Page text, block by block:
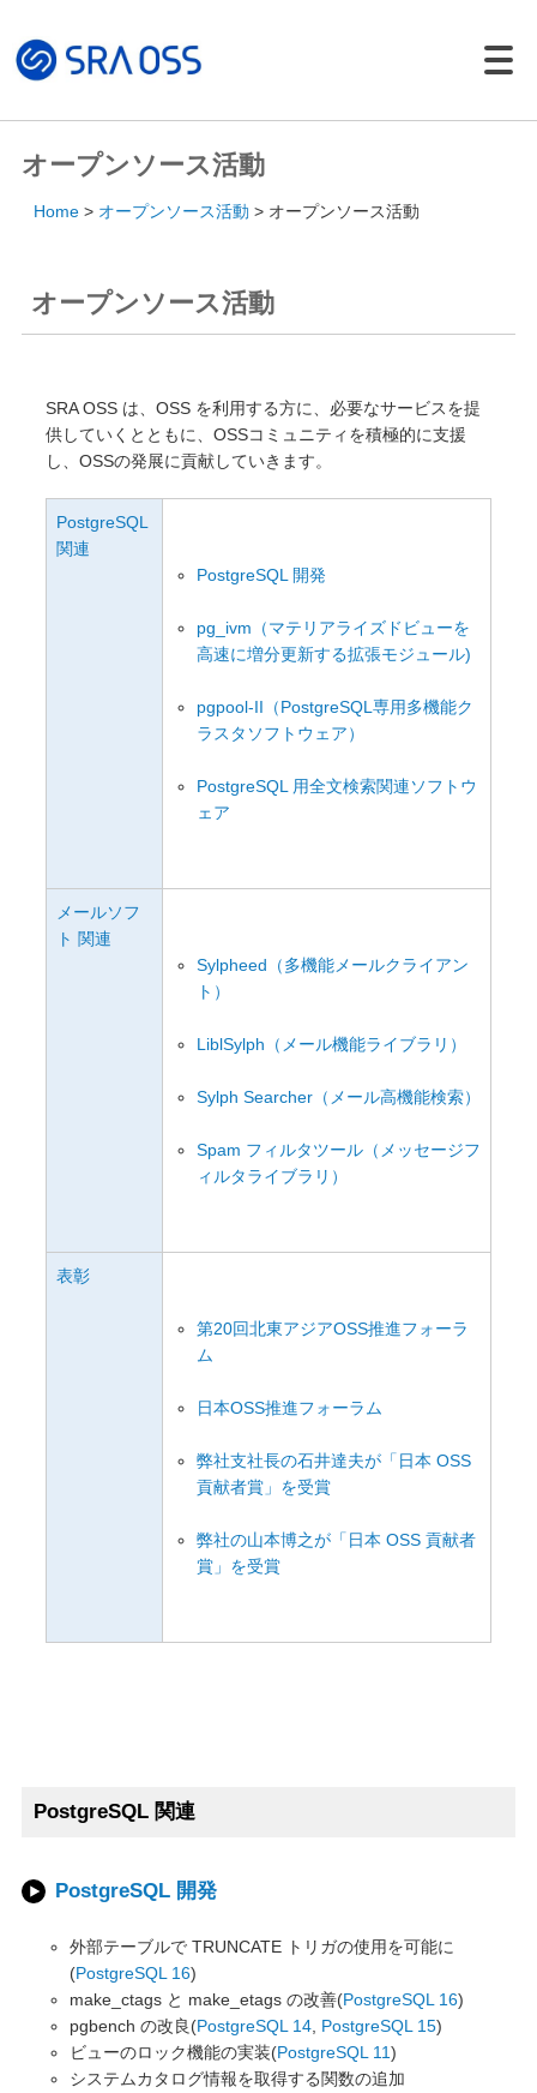
製品・サービス一覧
導入・構築サービス
導入事例
イベント・セミナー
セミナー資料
オープンソース活動
オープンソース活動
Home オープンソース活動 オープンソース活動
オープンソース活動
SRA OSS は、OSS を利用する方に、必要なサービスを提
供していくとともに、OSSコミュニティを積極的に支援
し、OSSの発展に貢献していきます。
PostgreSQL
関連
PostgreSQL 開発
pg_ivm（マテリアライズドビューを
高速に増分更新する拡張モジュール)
pgpool-II（PostgreSQL専用多機能ク
ラスタソフトウェア）
PostgreSQL 用全文検索関連ソフトウ
ェア
メールソフ
ト 関連
Sylpheed（多機能メールクライアン
ト）
LiblSylph（メール機能ライブラリ）
Sylph Searcher（メール高機能検索）
Spam フィルタツール（メッセージフ
ィルタライブラリ）
表彰
第20回北東アジアOSS推進フォーラ
ム
日本OSS推進フォーラム
弊社支社長の石井達夫が「日本 OSS
貢献者賞」を受賞
弊社の山本博之が「日本 OSS 貢献者
賞」を受賞
PostgreSQL 関連
PostgreSQL 開発
外部テーブルで TRUNCATE トリガの使用を可能に
(PostgreSQL 16)
make_ctags と make_etags の改善(PostgreSQL 16)
pgbench の改良(PostgreSQL 14, PostgreSQL 15)
ビューのロック機能の実装(PostgreSQL 11)
システムカタログ情報を取得する関数の追加